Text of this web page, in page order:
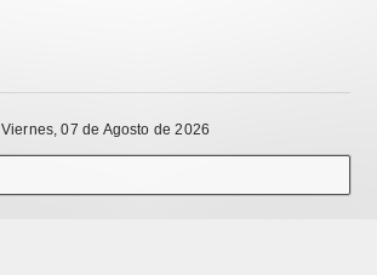
Viernes, 07 de Agosto de 2026